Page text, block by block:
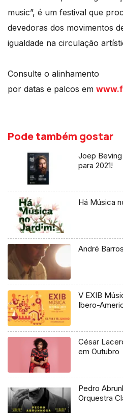
music”, é um festival que
devedoras dos movimentos
igualdade na circulação
Consulte o alinhamento
por datas e palcos em
Pode também gostar
Joep
para 2021!
Há Música
André
V EXIB
Ibero-
César
em Outubro
Pedro
Orquestra